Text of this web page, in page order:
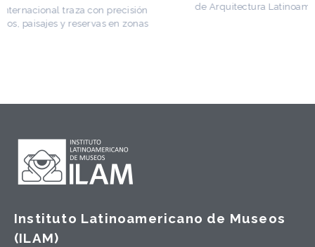
de Arquitectura Latinoamericana. Publicó más de
Instituto Latinoamericano de Museos
(ILAM)